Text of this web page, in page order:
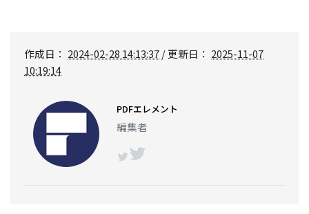
作成日： 2024-02-28 14:13:37/ 更新日： 2025-11-07
10:19:14
PDFエレメント
編集者